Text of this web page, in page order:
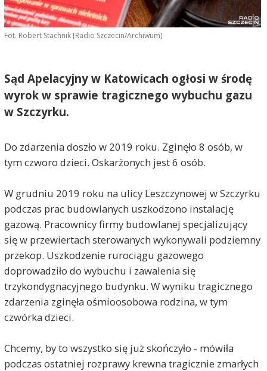
Fot. Robert Stachnik [Radio Szczecin/Archiwum]
Sąd Apelacyjny w Katowicach ogłosi w środę
wyrok w sprawie tragicznego wybuchu gazu
w Szczyrku.
Do zdarzenia doszło w 2019 roku. Zginęło 8 osób, w
tym czworo dzieci. Oskarżonych jest 6 osób.
W grudniu 2019 roku na ulicy Leszczynowej w Szczyrku
podczas prac budowlanych uszkodzono instalację
gazową. Pracownicy firmy budowlanej specjalizujący
się w przewiertach sterowanych wykonywali podziemny
przekop. Uszkodzenie rurociągu gazowego
doprowadziło do wybuchu i zawalenia się
trzykondygnacyjnego budynku. W wyniku tragicznego
zdarzenia zginęła ośmioosobowa rodzina, w tym
czwórka dzieci.
Chcemy, by to wszystko się już skończyło - mówiła
podczas ostatniej rozprawy krewna tragicznie zmarłych